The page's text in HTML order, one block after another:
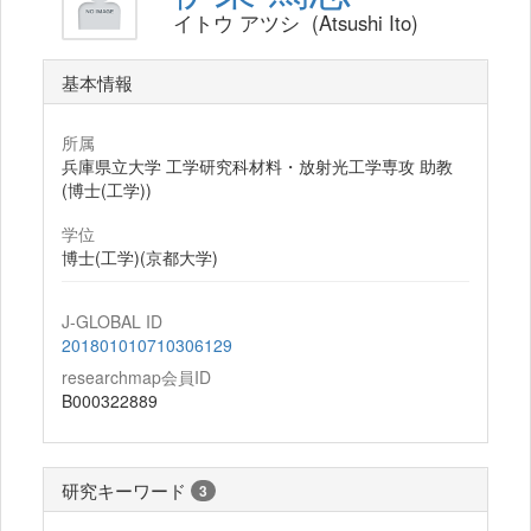
イトウ アツシ (Atsushi Ito)
基本情報
所属
兵庫県立大学 工学研究科材料・放射光工学専攻 助教
(博士(工学))
学位
博士(工学)(京都大学)
J-GLOBAL ID
201801010710306129
researchmap会員ID
B000322889
研究キーワード 3